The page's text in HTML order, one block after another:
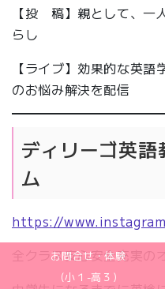
【投 稿】親として、一
らし
【ライブ】効果的な英
のお悩み解決を配信
ディリーゴ英
ム
https://
全クラス安心安全充実の
お問合せ・体験
(小１-高３)